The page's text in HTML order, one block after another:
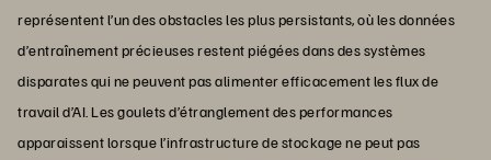
représentent l’un des obstacles les plus persistants, où les données
d’entraînement précieuses restent piégées dans des systèmes
disparates qui ne peuvent pas alimenter efficacement les flux de
travail d’AI. Les goulets d’étranglement des performances
apparaissent lorsque l’infrastructure de stockage ne peut pas